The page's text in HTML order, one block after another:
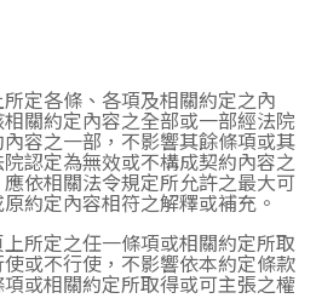
定各條、各項及相關約定之內
關約定內容之全部或一部經法院
容之一部，不影響其餘條項或其
認定為無效或不構成契約內容之
依相關法令規定所允許之最大可
約定內容相符之解釋或補充。
所定之任一條項或相關約定所取
或不行使，不影響依本約定條款
或相關約定所取得或可主張之權